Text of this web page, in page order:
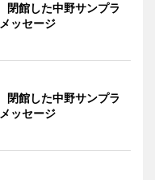
閉館した中野サンプラ
ッセージ
閉館した中野サンプラ
ッセージ